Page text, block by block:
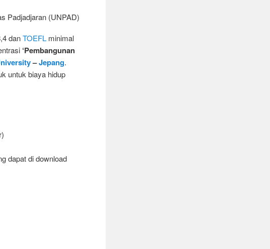
danTOEFL minimal
‘Pembangunan
–Jepang.
untuk biaya hidup
dapat di download